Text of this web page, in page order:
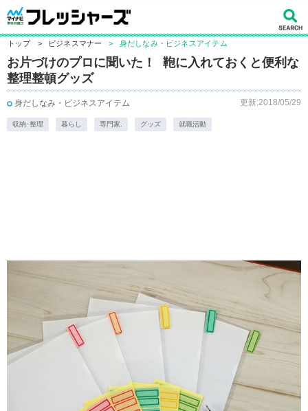
トップ > ビジネスマナー > 身だしなみ・ビジネスアイテム
お片づけのプロに聞いた！ 鞄に入れておくと便利な
整理整頓グッズ
身だしなみ・ビジネスアイテム 更新:2018/05/29
収納･整理 暮らし 専門家. グッズ 就職活動